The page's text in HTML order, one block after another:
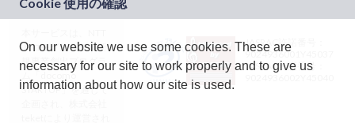
ドコモグループの新
規事業創出プログラ
ム「docomo
STARTUP」を通じて
JASRAC許諾番号：
9024936001Y45037
JASRAC許諾番号：
On our website we use some cookies. These are
necessary for our site to work properly and to give us
information about how our site is used.